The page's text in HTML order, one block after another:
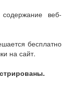
веб-
бесплатно
на сайт.